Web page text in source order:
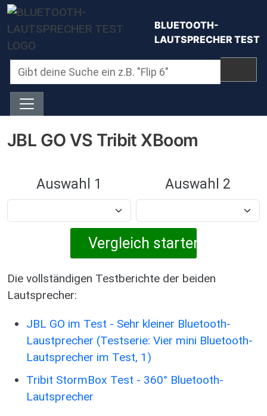
Direkt zum Inhalt
BLUETOOTH-
LAUTSPRECHER TEST
JBL GO VS Tribit XBoom
Auswahl 1 Auswahl 2
Die vollständigen Testberichte der beiden
Lautsprecher:
JBL GO im Test - Sehr kleiner Bluetooth-
Laustprecher (Testserie: Vier mini Bluetooth-
Lautsprecher im Test, 1)
Tribit StormBox Test - 360° Bluetooth-
Lautsprecher